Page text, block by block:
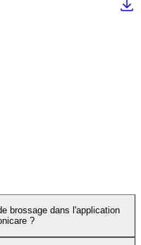
brossage dans l'application
?